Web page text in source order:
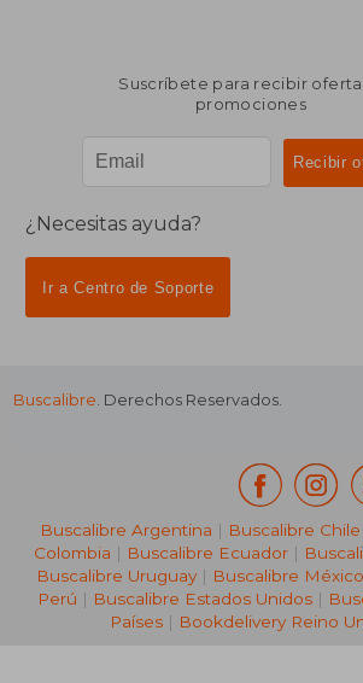
Suscríbete para recibir
promociones
¿Necesitas ayuda?
Ir a Centro de Soporte
Buscalibre. Derechos Reservados.
Buscalibre Argentina | Buscalibre Chile
Colombia | Buscalibre Ecuador |
Buscalibre Uruguay| Buscalibre México
Perú | Buscalibre Estados Unidos|
Países | Bookdelivery Reino